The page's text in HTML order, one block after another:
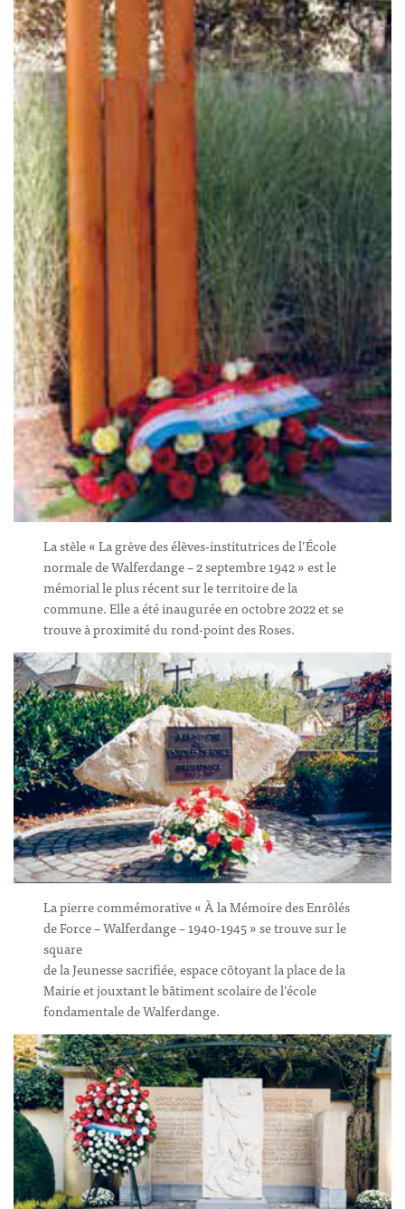
La stèle « La grève des élèves-institutrices de l’École
normale de Walferdange – 2 septembre 1942 » est le
mémorial le plus récent sur le territoire de la
commune. Elle a été inaugurée en octobre 2022 et se
trouve à proximité du rond-point des Roses.
La pierre commémorative « À la Mémoire des Enrôlés
de Force – Walferdange – 1940-1945 » se trouve sur le
square
de la Jeunesse sacrifiée, espace côtoyant la place de la
Mairie et jouxtant le bâtiment scolaire de l’école
fondamentale de Walferdange.